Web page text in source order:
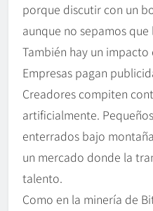
porque discutir con un
aunque no sepamos que
También hay un
Empresas pagan
Creadores compiten
artificialmente.
enterrados bajo
un mercado donde la
talento.
Como en la minería de